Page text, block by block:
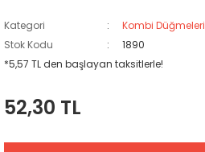
Kategori
Kombi Düğmeleri
Stok Kodu
1890
*5,57 TL den başlayan taksitlerle!
52,30 TL